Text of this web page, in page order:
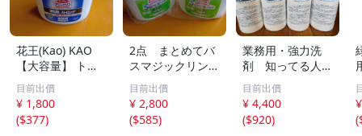
花王(Kao) KAO
【大容量】 トイ
レマジックリン
消臭・洗浄 消臭
ストロング 4.5L
業務用 トイレ用
目前出價
¥ 1,800
($377)
2点 まとめてバ
スマジックリン S
UPER泡洗浄 4.5L
業務用 浴室用 除
菌 中性 プロフェ
ッショナル 未使
目前出價
¥ 2,800
($585)
業務用・強力洗
剤 知ってる人は
使ってる！ ２本
セット ホームル
イクリーン タバ
コのヤニにも！
目前出價
¥ 4,400
($920)
(